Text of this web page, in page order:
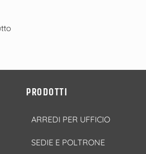
PRODOTTI
ARREDI PER UFFICIO
SEDIE E POLTRONE